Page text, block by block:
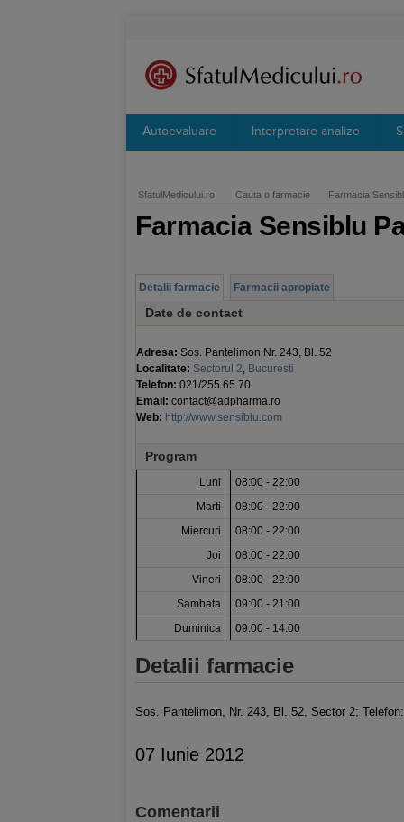
Autoevaluare Interpretare analize
SfatulMedicului.ro Cauta o farmacie Farmacia
Farmacia Sensiblu
Detalii farmacie Farmacii apropiate
Date de contact
Adresa: Sos. Pantelimon Nr. 243, Bl. 52
Localitate: Sectorul 2, Bucuresti
Telefon: 021/255.65.70
Email: contact@adpharma.ro
Web: http://www.sensiblu.com
Program
Luni
08:00 - 22:00
Marti
08:00 - 22:00
Miercuri
08:00 - 22:00
Joi
08:00 - 22:00
Vineri
08:00 - 22:00
Sambata
09:00 - 21:00
Duminica
09:00 - 14:00
Detalii farmacie
Sos. Pantelimon, Nr. 243, Bl. 52, Sector 2;
07 Iunie 2012
Comentarii